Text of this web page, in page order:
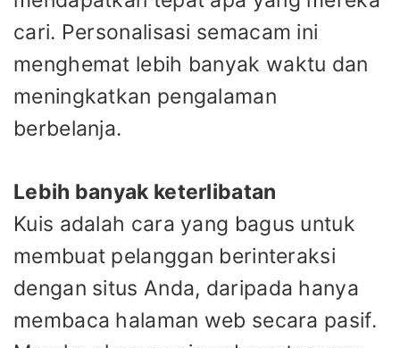
cari. Personalisasi semacam ini
menghemat lebih banyak waktu dan
meningkatkan pengalaman
berbelanja.
Lebih banyak keterlibatan
Kuis adalah cara yang bagus untuk
membuat pelanggan berinteraksi
dengan situs Anda, daripada hanya
membaca halaman web secara pasif.